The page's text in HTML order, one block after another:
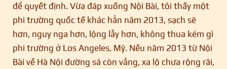
để quyết định. Vừa đáp xuống Nội Bài, tôi thấy một
phi trường quốc tế khác hẳn năm 2013, sạch sẽ
hơn, nguy nga hơn, lộng lẫy hơn, không thua kém gì
phi trường ở Los Angeles, Mỹ. Nếu năm 2013 từ Nội
Bài về Hà Nội đường sá còn vắng, xa lộ chưa rộng rãi,